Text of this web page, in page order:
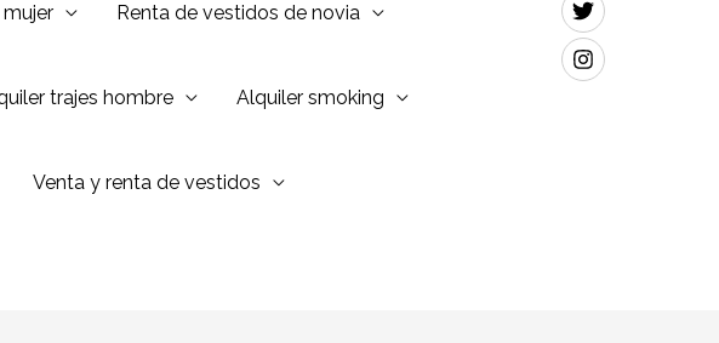
Renta de vestidos de novia
trajes hombre Alquiler smoking
Venta y renta de vestidos